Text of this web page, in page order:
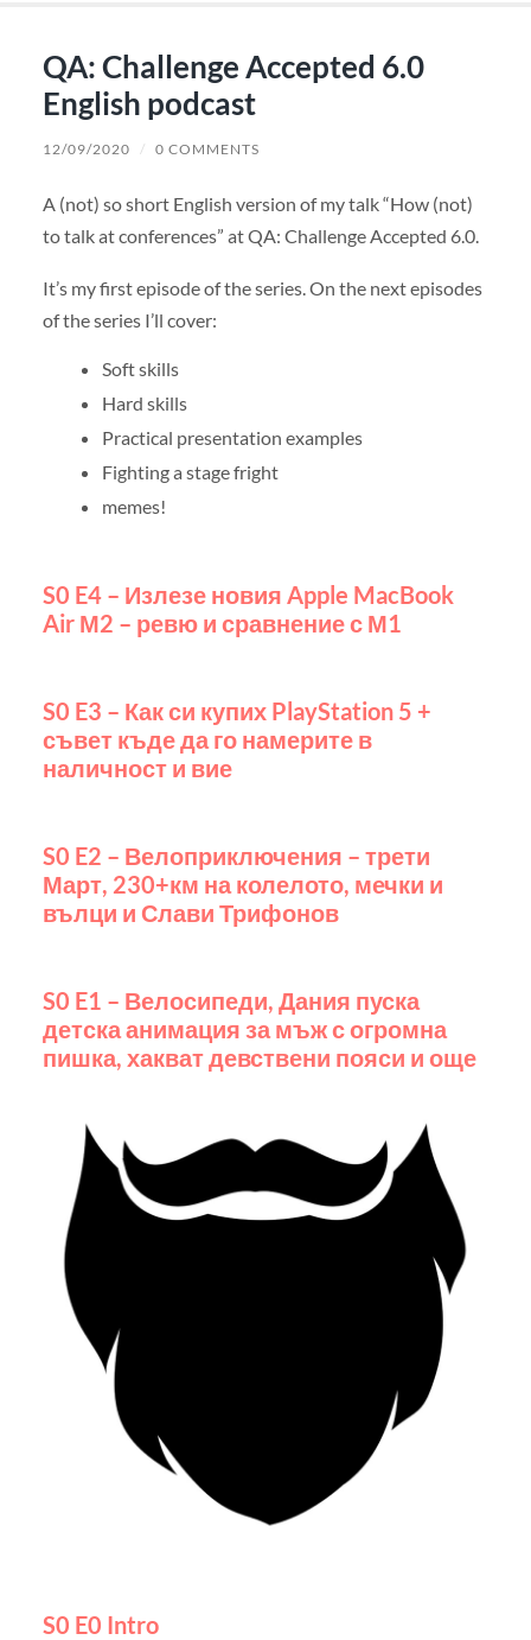
QA: Challenge Accepted 6.0
English podcast
12/09/2020 / 0 COMMENTS
A (not) so short English version of my talk “How (not)
to talk at conferences” at QA: Challenge Accepted 6.0.
It’s my first episode of the series. On the next episodes
of the series I’ll cover:
Soft skills
Hard skills
Practical presentation examples
Fighting a stage fright
memes!
S0 E4 – Излезе новия Apple MacBook
Air М2 – ревю и сравнение с М1
S0 E3 – Как си купих PlayStation 5 +
съвет къде да го намерите в
наличност и вие
S0 E2 – Велоприключения – трети
Март, 230+км на колелото, мечки и
вълци и Слави Трифонов
S0 E1 – Велосипеди, Дания пуска
детска анимация за мъж с огромна
пишка, хакват девствени пояси и още
S0 E0 Intro